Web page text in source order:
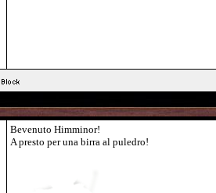
Bevenuto Himminor!
A presto per una birra al puledro!